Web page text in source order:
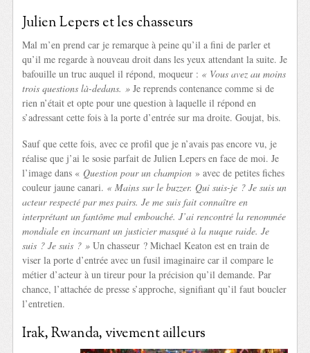
Julien Lepers et les chasseurs
Mal m’en prend car je remarque à peine qu’il a fini de parler et
qu’il me regarde à nouveau droit dans les yeux attendant la suite. Je
bafouille un truc auquel il répond, moqueur : « Vous avez au moins
trois questions là-dedans. » Je reprends contenance comme si de
rien n’était et opte pour une question à laquelle il répond en
s’adressant cette fois à la porte d’entrée sur ma droite. Goujat, bis.
Sauf que cette fois, avec ce profil que je n’avais pas encore vu, je
réalise que j’ai le sosie parfait de Julien Lepers en face de moi. Je
l’image dans « Question pour un champion » avec de petites fiches
couleur jaune canari. « Mains sur le buzzer. Qui suis-je ? Je suis un
acteur respecté par mes pairs. Je me suis fait connaître en
interprétant un fantôme mal embouché. J’ai rencontré la renommée
mondiale en incarnant un justicier masqué à la nuque raide. Je
suis ? Je suis ? » Un chasseur ? Michael Keaton est en train de
viser la porte d’entrée avec un fusil imaginaire car il compare le
métier d’acteur à un tireur pour la précision qu’il demande. Par
chance, l’attachée de presse s’approche, signifiant qu’il faut boucler
l’entretien.
Irak, Rwanda, vivement ailleurs